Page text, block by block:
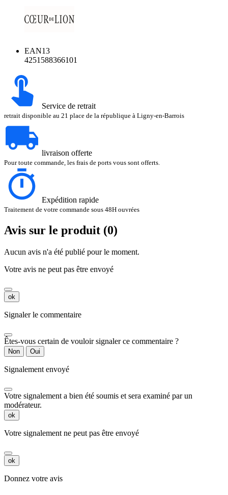
EAN13
4251588366101
Service de retrait
retrait disponible au 21 place de la république à Ligny-en-Barrois
livraison offerte
Pour toute commande, les frais de ports vous sont offerts.
Expédition rapide
Traitement de votre commande sous 48H ouvrées
Avis sur le produit (0)
Aucun avis n'a été publié pour le moment.
Votre avis ne peut pas être envoyé
ok
Signaler le commentaire
Êtes-vous certain de vouloir signaler ce commentaire ?
Non Oui
Signalement envoyé
Votre signalement a bien été soumis et sera examiné par un
modérateur.
ok
Votre signalement ne peut pas être envoyé
ok
Donnez votre avis